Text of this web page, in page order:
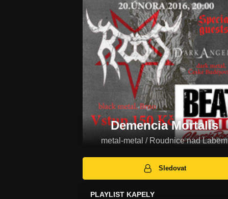
Demencia Mortalis
metal-metal / Roudnice nad Labem
Sledovat
PLAYLIST KAPELY